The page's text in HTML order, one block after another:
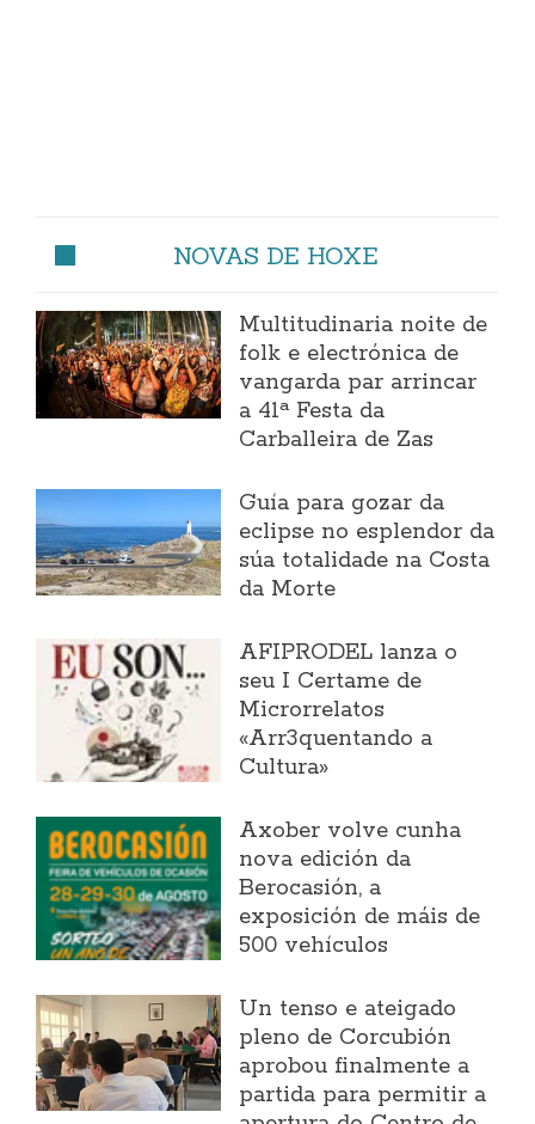
NOVAS DE HOXE
Multitudinaria noite de
folk e electrónica de
vangarda par arrincar
a 41ª Festa da
Carballeira de Zas
Guía para gozar da
eclipse no esplendor da
súa totalidade na Costa
da Morte
AFIPRODEL lanza o
seu I Certame de
Microrrelatos
«Arr3quentando a
Cultura»
Axober volve cunha
nova edición da
Berocasión, a
exposición de máis de
500 vehículos
Un tenso e ateigado
pleno de Corcubión
aprobou finalmente a
partida para permitir a